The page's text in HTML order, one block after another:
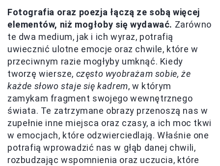
Fotografia oraz poezja łączą ze sobą więcej
elementów, niż mogłoby się wydawać. Zarówno
te dwa medium, jak i ich wyraz, potrafią
uwiecznić ulotne emocje oraz chwile, które w
przeciwnym razie mogłyby umknąć. Kiedy
tworzę wiersze, często wyobrażam sobie, że
każde słowo staje się kadrem, w którym
zamykam fragment swojego wewnętrznego
świata. Te zatrzymane obrazy przenoszą nas w
zupełnie inne miejsca oraz czasy, a ich moc tkwi
w emocjach, które odzwierciedlają. Właśnie one
potrafią wprowadzić nas w głąb danej chwili,
rozbudzając wspomnienia oraz uczucia, które